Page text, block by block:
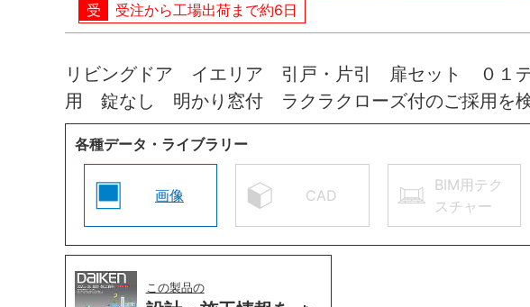
受注から工場出荷まで約6日
リビングドア イエリア 引戸・片引 扉セット ０１
用 錠なし 明かり窓付 ラクラクローズ付のご採用を検
各種データ・ライブラリー
画像 CAD
BIM用テク
スチャー
この製品の